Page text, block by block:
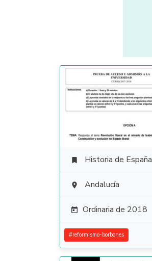
 Historia de España
 Andalucía
 Ordinaria de 2018
#reformismo-borbones